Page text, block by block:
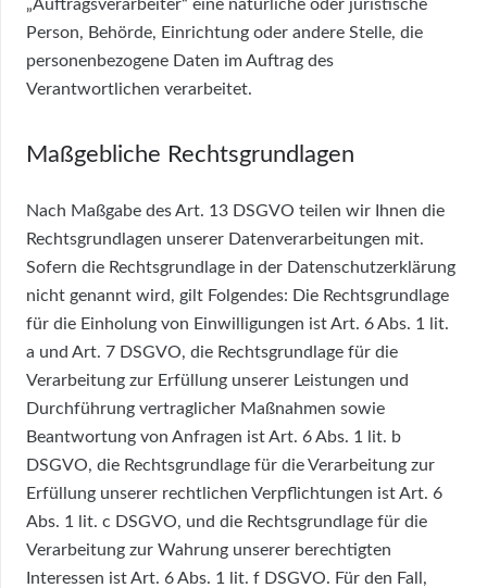
„Auftragsverarbeiter“ eine natürliche oder juristische
Person, Behörde, Einrichtung oder andere Stelle, die
personenbezogene Daten im Auftrag des
Verantwortlichen verarbeitet.
Maßgebliche Rechtsgrundlagen
Nach Maßgabe des Art. 13 DSGVO teilen wir Ihnen die
Rechtsgrundlagen unserer Datenverarbeitungen mit.
Sofern die Rechtsgrundlage in der Datenschutzerklärung
nicht genannt wird, gilt Folgendes: Die Rechtsgrundlage
für die Einholung von Einwilligungen ist Art. 6 Abs. 1 lit.
a und Art. 7 DSGVO, die Rechtsgrundlage für die
Verarbeitung zur Erfüllung unserer Leistungen und
Durchführung vertraglicher Maßnahmen sowie
Beantwortung von Anfragen ist Art. 6 Abs. 1 lit. b
DSGVO, die Rechtsgrundlage für die Verarbeitung zur
Erfüllung unserer rechtlichen Verpflichtungen ist Art. 6
Abs. 1 lit. c DSGVO, und die Rechtsgrundlage für die
Verarbeitung zur Wahrung unserer berechtigten
Interessen ist Art. 6 Abs. 1 lit. f DSGVO. Für den Fall,